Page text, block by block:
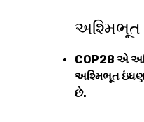
અશ્મિભૂત
COP28 એ
અશ્મિભૂત ઇંધણ
છે.